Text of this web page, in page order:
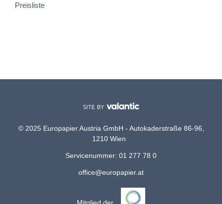
Preisliste
© 2025 Europapier Austria GmbH - Autokaderstraße 86-96,
1210 Wien
Servicenummer: 01 277 78 0
office@europapier.at